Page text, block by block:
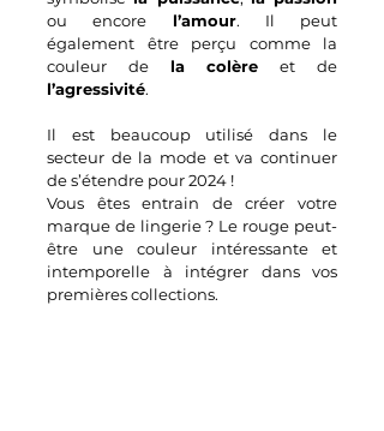
ou encore l’amour. Il peut
également être perçu comme la
couleur de la colère
l’agressivité.
Il est beaucoup utilisé dans le
secteur de la mode et va continuer
de s’étendre pour 2024 !
Vous êtes entrain de créer votre
marque de lingerie ? Le rouge peut-
être une couleur intéressante et
intemporelle à intégrer dans vos
premières collections.